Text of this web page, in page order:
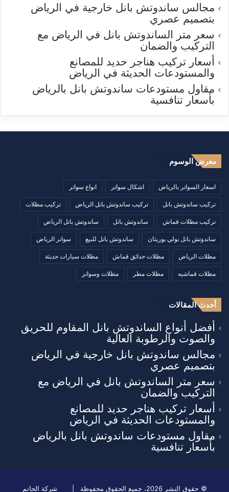
مجالس ساندوتش بانل خارجية في الرياض
بتصميم عصري
سعر متر الساندوتش بانل في الرياض مع
التركيب والضمان
أسعار تركيب هناجر حديد للمصانع
والمستودعات الحديثة في الرياض
مقاول مستودعات ساندوتش بانل بالرياض
بأسعار تنافسية
معرض الوسوم
اسعار السواتر بالرياض اشكال سواتر انواع سواتر
تركيب ساندوتش بانل تركيب ساندوتش بانل الرياض تركيب مظلات
تركيب مظلات قماش ساندوتش بانل ساندوتش بانل الرياض
ساندوتش بانل بولي يوريثان ساندوتش بانل للبيع سواتر الرياض
مظلات الرياض مظلات حدائق قماش مظلات سيارات حديثة
مظلات قماشيه مظلات مطر مظلات وسواتر
أحدث المقالات
أفضل أنواع الساندوتش بانل المقاوم للحريق
والصوت والرطوبة العالية
مجالس ساندوتش بانل خارجية في الرياض
بتصميم عصري
سعر متر الساندوتش بانل في الرياض مع
التركيب والضمان
أسعار تركيب هناجر حديد للمصانع
والمستودعات الحديثة في الرياض
مقاول مستودعات ساندوتش بانل بالرياض
بأسعار تنافسية
© حقوق النشر 2026، جميع الحقوق محفوظة | شركة الحاتم